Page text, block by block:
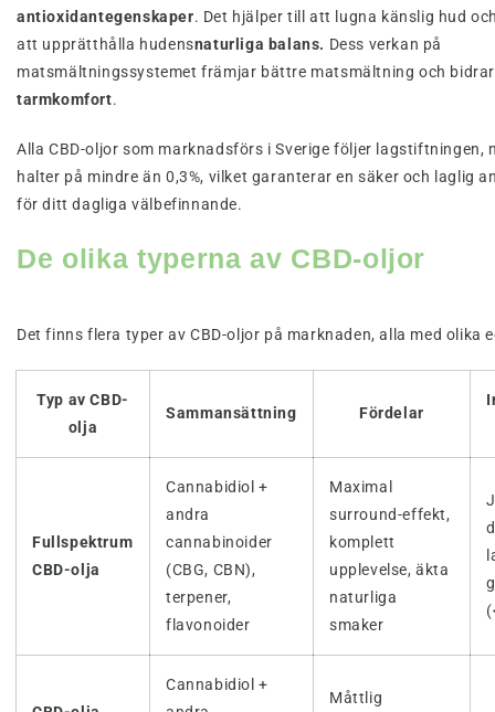
antioxidantegenskaper. Det hjälper till att lugna känslig hud
att upprätthålla hudensnaturliga balans. Dess verkan på
matsmältningssystemet främjar bättre matsmältning och
tarmkomfort.
Alla CBD-oljor som marknadsförs i Sverige följer lagstiftningen,
halter på mindre än 0,3%, vilket garanterar en säker och laglig
för ditt dagliga välbefinnande.
De olika typerna av CBD-oljor
Det finns flera typer av CBD-oljor på marknaden, alla med olika
Typ av CBD-
olja
Sammansättning Fördelar
Fullspektrum
CBD-olja
Cannabidiol +
andra
cannabinoider
(CBG, CBN),
terpener,
flavonoider
Maximal
surround-effekt,
komplett
upplevelse, äkta
naturliga
smaker
Cannabidiol +
Måttlig